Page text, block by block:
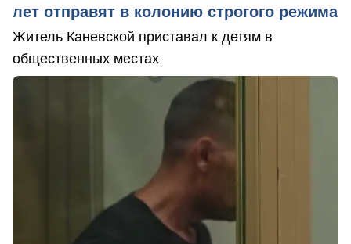
лет отправят в колонию строгого режима
Житель Каневской приставал к детям в
общественных местах